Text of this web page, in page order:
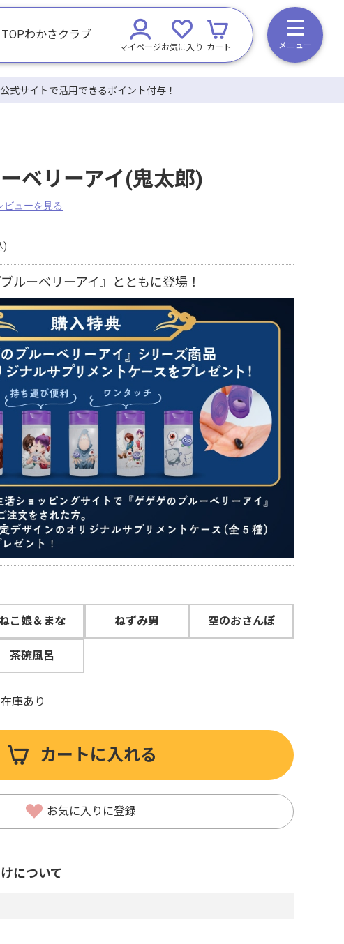
TOPわかさクラブ
マイページお気に入り カート メニュー
公式サイトで活用できるポイント付与！
ベリーアイ(鬼太郎)
ビューを見る
ルーベリーアイ』とともに登場！
こ娘＆まな ねずみ男 空のおさんぽ
茶碗風呂
在庫あり
カートに入れる
お気に入りに登録
について